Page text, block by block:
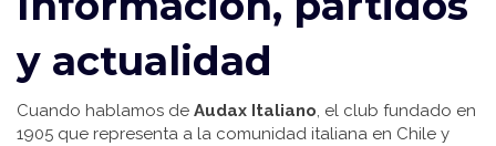
y actualidad
Cuando hablamos de Audax Italiano, el club fundado en
1905 que representa a la comunidad italiana en Chile y